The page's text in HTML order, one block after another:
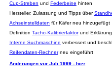
Cup-Streben und Federbeine hinten
Hersteller, Zulassung und Tipps über
Achseinstelldaten für Käfer neu hinzugefügt
Definition Tacho-Kalibrierfaktorund Erklärung
Interne Suchmaschine verbessert und
Reifendaten-Rechnerneu eingeführt
Änderungen vor Juli 1999 - hier